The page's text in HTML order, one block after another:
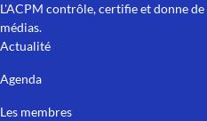
L'ACPM contrôle, certifie et donne
médias.
Actualité
Agenda
Les membres